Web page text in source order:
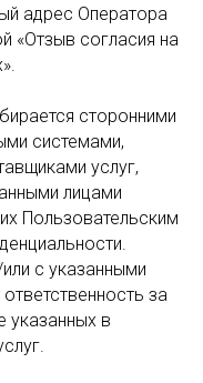
адрес Оператора
«Отзыв согласия на
сторонними
системами,
услуг,
лицами
Пользовательским
с указанными
за
указанных в